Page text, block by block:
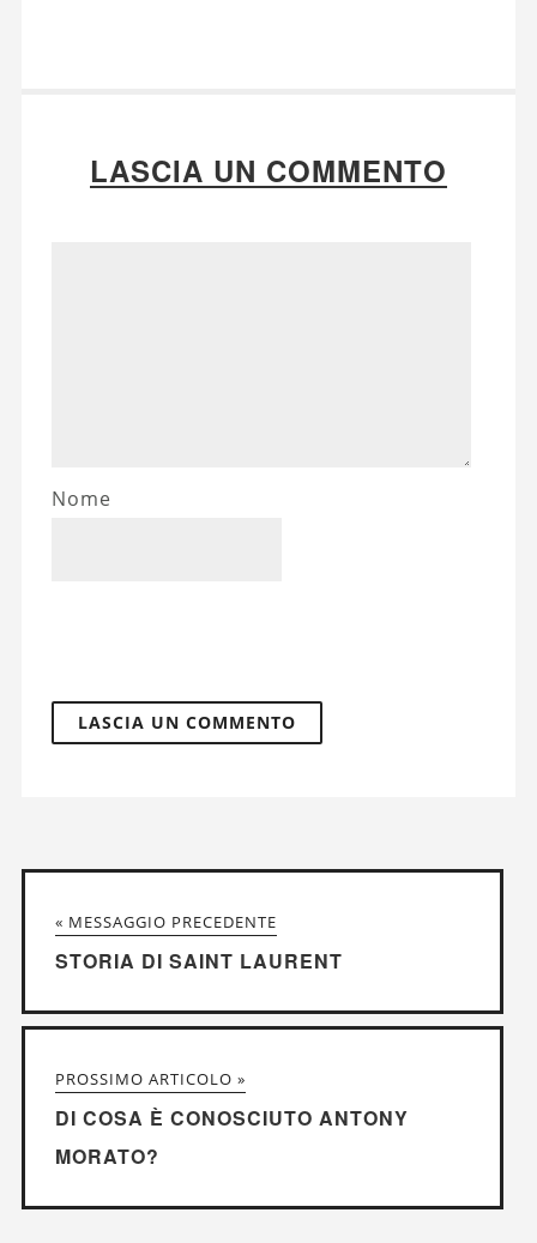
LASCIA UN COMMENTO
Nome
« MESSAGGIO PRECEDENTE
STORIA DI SAINT LAURENT
PROSSIMO ARTICOLO »
DI COSA È CONOSCIUTO ANTONY
MORATO?